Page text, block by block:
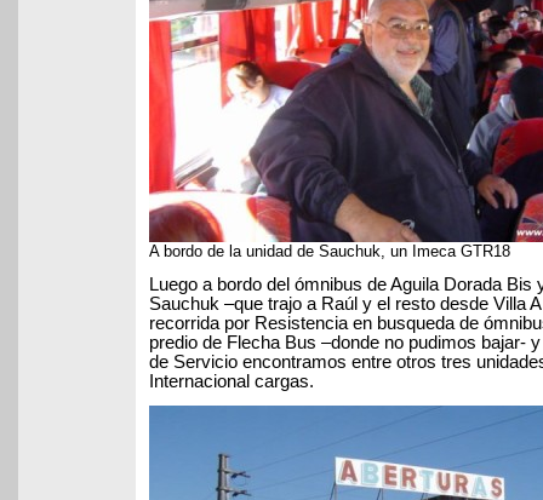
A bordo de la unidad de Sauchuk, un Imeca GTR18
Luego a bordo del ómnibus de Aguila Dorada Bis
Sauchuk –que trajo a Raúl y el resto desde Villa
recorrida por Resistencia en busqueda de
predio de Flecha Bus –donde no pudimos bajar-
de Servicio encontramos entre otros tres
Internacional cargas.